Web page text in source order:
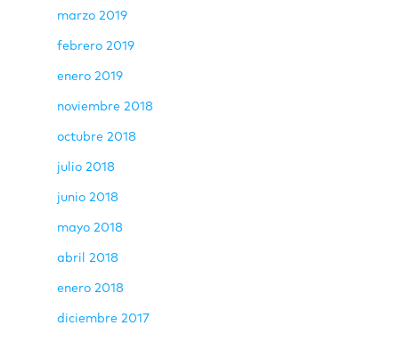
marzo 2019
febrero 2019
enero 2019
noviembre 2018
octubre 2018
julio 2018
junio 2018
mayo 2018
abril 2018
enero 2018
diciembre 2017